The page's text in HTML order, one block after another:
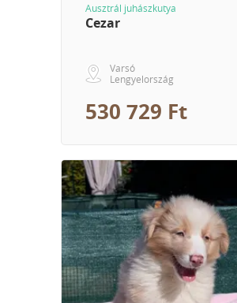
Ausztrál juhászkutya
Cezar
Varsó
Lengyelország
530 729 Ft